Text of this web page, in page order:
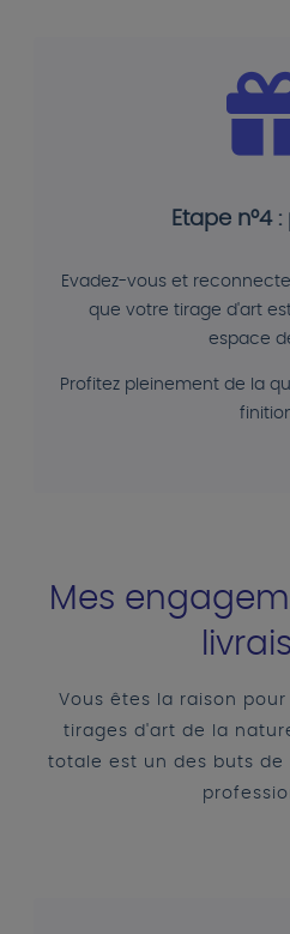
Etape n°4
Evadez-vous et
que votre tirage d'art
espace
Profitez pleinement de la
Mes
Vous êtes la raison
tirages d'art de la
totale est un des buts